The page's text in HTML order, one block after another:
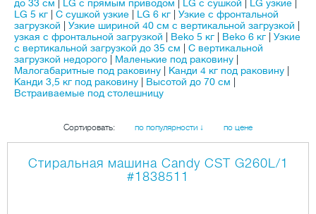
до 33 см
LG с прямым приводом LG с сушкой LG узкие
LG 5 кг
С сушкой узкие LG 6 кг
Узкие с фронтальной
загрузкой
Узкие шириной 40 см с вертикальной загрузкой
узкая с фронтальной загрузкой
Beko 5 кг Beko 6 кг
Узкие
с вертикальной загрузкой до 35 см
С вертикальной
загрузкой недорого
Маленькие под раковину
Малогабаритные под раковину
Канди 4 кг под раковину
Канди 3,5 кг под раковину
Высотой до 70 см
Встраиваемые под столешницу
Сортировать: по популярности ↓ по цене
Стиральная машина Candy CST G260L/1
#1838511